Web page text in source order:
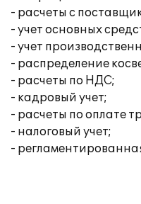
- расчеты с
- учет основных
- учет
- распределение
- расчеты по НДС;
- кадровый учет;
- расчеты по оплате
- налоговый учет;
-